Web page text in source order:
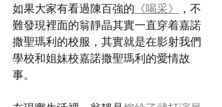
如果大家有看過陳百強的 《喝采》
，不
難發現裡面的翁靜晶其實一直穿着嘉諾
撒聖瑪利的校服，其實就是在影射我們
學校和姐妹校嘉諾撒聖瑪利的愛情故
事。